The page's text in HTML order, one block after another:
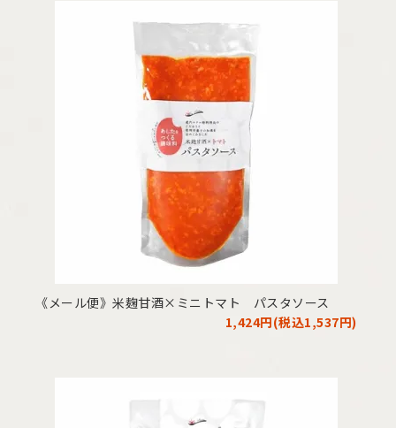
《メール便》米麹甘酒×ミニトマト パスタソース
1,424円(税込1,537円)